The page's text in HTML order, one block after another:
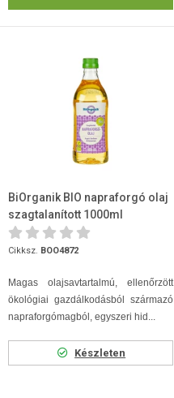
BiOrganik BIO napraforgó olaj
szagtalanított 1000ml
Cikksz. BOO4872
Magas olajsavtartalmú, ellenőrzött
ökológiai gazdálkodásból származó
napraforgómagból, egyszeri hid...
Készleten